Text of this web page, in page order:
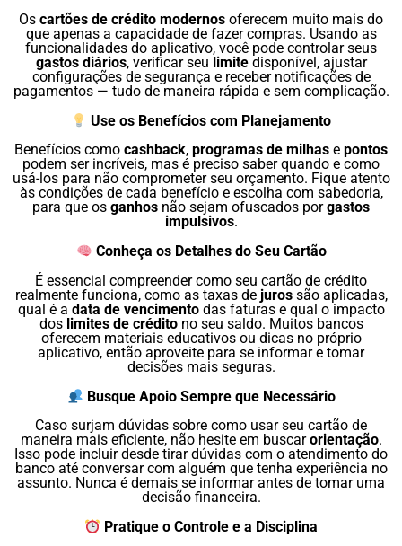
Os cartões de crédito modernos oferecem muito mais do
que apenas a capacidade de fazer compras. Usando as
funcionalidades do aplicativo, você pode controlar seus
gastos diários, verificar seu limitedisponível, ajustar
configurações de segurança e receber notificações de
pagamentos — tudo de maneira rápida e sem complicação.
Use os Benefícios com Planejamento
Benefícios como cashback, programas de milhas e pontos
podem ser incríveis, mas é preciso saber quando e como
usá-los para não comprometer seu orçamento. Fique atento
às condições de cada benefício e escolha com sabedoria,
para que os ganhos não sejam ofuscados porgastos
impulsivos.
Conheça os Detalhes do Seu Cartão
É essencial compreender como seu cartão de crédito
realmente funciona, como as taxas de jurossão aplicadas,
qual é a data de vencimentodas faturas e qual o impacto
dos limites de créditono seu saldo. Muitos bancos
oferecem materiais educativos ou dicas no próprio
aplicativo, então aproveite para se informar e tomar
decisões mais seguras.
Busque Apoio Sempre que Necessário
Caso surjam dúvidas sobre como usar seu cartão de
maneira mais eficiente, não hesite em buscarorientação.
Isso pode incluir desde tirar dúvidas com o atendimento do
banco até conversar com alguém que tenha experiência no
assunto. Nunca é demais se informar antes de tomar uma
decisão financeira.
Pratique o Controle e a Disciplina